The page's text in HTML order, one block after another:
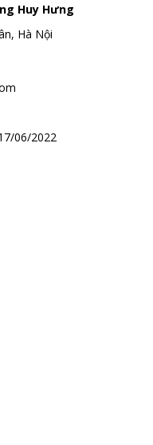
Huy Hưng
Hà Nội
06/2022